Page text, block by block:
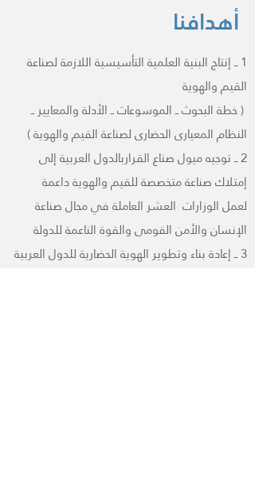
أهدافنا
1 ــ إنتاج البنية العلمية التأسيسية اللازمة لصناعة
القيم والهوية
( خطة البحوث ــ الموسوعات ــ الأدلة والمعايير ــ
النظام المعيارى الحضارى لصناعة القيم والهوية )
2 ــ توجيه ميول صناع القراربالدول العربية إلى
إمتلاك صناعة متخصصة للقيم والهوية داعمة
لعمل الوزارات العشر العاملة في مجال صناعة
الإنسان والأمن القومى والقوة الناعمة للدولة
3 ــ إعادة بناء وتطوير الهوية الحضارية للدول العربية